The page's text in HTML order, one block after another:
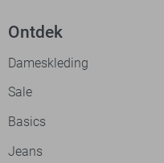
Ontdek
Dameskleding
Sale
Basics
Jeans